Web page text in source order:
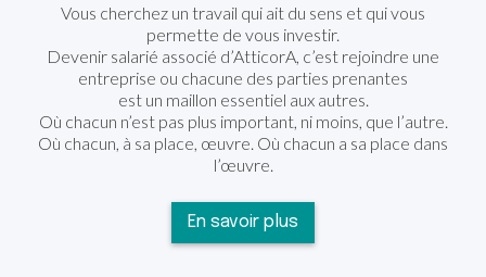
Vous cherchez un travail qui ait du sens et qui vous
permette de vous investir.
Devenir salarié associé d’AtticorA, c’est rejoindre une
entreprise ou chacune des parties prenantes
est un maillon essentiel aux autres.
Où chacun n’est pas plus important, ni moins, que l’autre.
Où chacun, à sa place, œuvre. Où chacun a sa place dans
l’œuvre.
En savoir plus